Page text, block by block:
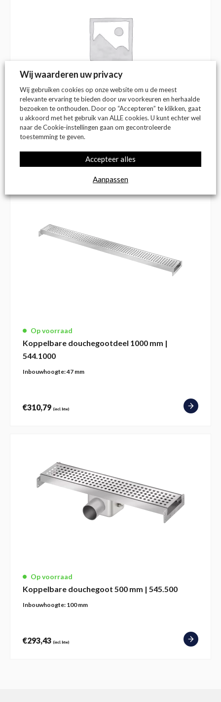
Op voorraad
Op voorraad
Koppelbare douchegootdeel 1000 mm |
544.1000
Inbouwhoogte:47 mm
€310,79 (incl. btw)
Op voorraad
Koppelbare douchegoot 500 mm | 545.500
Inbouwhoogte: 100 mm
€293,43 (incl. btw)
Wij waarderen uw privacy
Wij gebruiken cookies op onze website om u de meest
relevante ervaring te bieden door uw voorkeuren en herhaalde
bezoeken te onthouden. Door op “Accepteren” te klikken, gaat
u akkoord met het gebruik van ALLE cookies. U kunt echter wel
naar de Cookie-instellingen gaan om gecontroleerde
toestemming te geven.
Aanpassen
Accepteer alles